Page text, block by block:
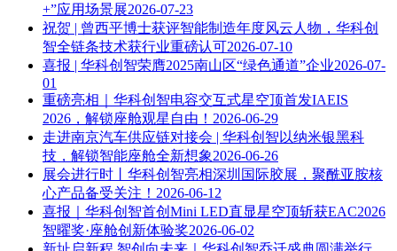
+”应用场景展2026-07-23
祝贺 | 曾西平博士获评智能制造年度风云人物，华科创
智全链条技术获行业重磅认可2026-07-10
喜报 | 华科创智荣膺2025南山区“绿色通道”企业2026-07-
01
重磅亮相｜华科创智电容交互式星空顶首发IAEIS
2026，解锁座舱观星自由！ 2026-06-29
走进南京汽车供应链对接会 | 华科创智以纳米银黑科
技，解锁智能座舱全新想象2026-06-26
展会进行时丨华科创智亮相深圳国际胶展，聚酰亚胺核
心产品备受关注！ 2026-06-12
喜报｜华科创智首创Mini LED直显星空顶斩获EAC2026
智曜奖·座舱创新体验奖2026-06-02